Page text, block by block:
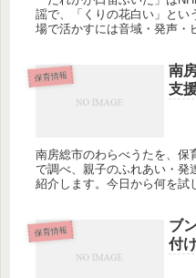
謡で、「くりの花白い」とい
場で活かすには音域・発声・
保育情報
南
支
南房総市のわらべうたを、保
で調べ、親子のふれあい・発
紹介します。今日から何を試
保育情報
ブ
付